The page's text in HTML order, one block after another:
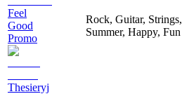
Feel
Good
Promo
Thesieryj
Rock, Guitar, Strings,
Summer, Happy, Fun